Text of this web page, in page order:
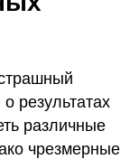
результатах
различные
чрезмерные